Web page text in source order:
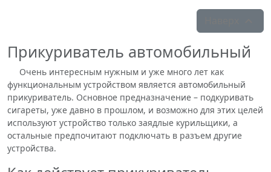
Прикуриватель автомобильный
Очень интересным нужным и уже много лет как
функциональным устройством является автомобильный
прикуриватель. Основное предназначение – подкуривать
сигареты, уже давно в прошлом, и возможно для этих целей
используют устройство только заядлые курильщики, а
остальные предпочитают подключать в разъем другие
устройства.